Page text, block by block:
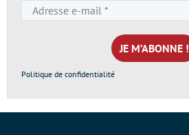
e-
mail
*
Politique de confidentialité